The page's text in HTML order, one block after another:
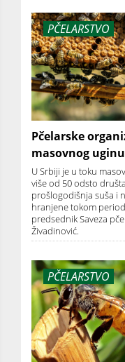
PČELARSTVO
Pčelarske
masovnog
U Srbiji je u toku
više od 50 odsto
prošlogodišnja suša i
hranjene tokom
predsednik Saveza
Živadinović.
PČELARSTVO